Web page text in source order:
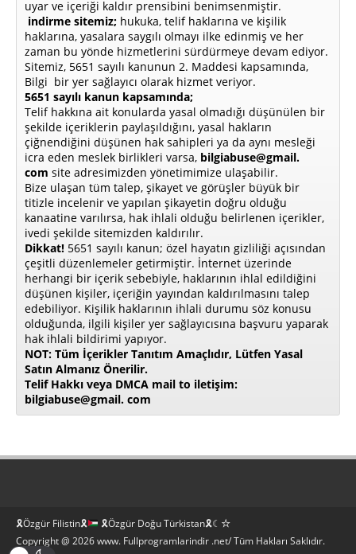
uyar ve içeriği kaldır prensibini benimsenmiştir.
indirme sitemiz; hukuka, telif haklarına ve kişilik
haklarına, yasalara saygılı olmayı ilke edinmiş ve her
zaman bu yönde hizmetlerini sürdürmeye devam ediyor.
Sitemiz, 5651 sayılı kanunun 2. Maddesi kapsamında,
Bilgi bir yer sağlayıcı olarak hizmet veriyor.
5651 sayılı kanun kapsamında;
Telif hakkına ait konularda yasal olmadığı düşünülen bir
şekilde içeriklerin paylaşıldığını, yasal hakların
çiğnendiğini düşünen hak sahipleri ya da aynı mesleği
icra eden meslek birlikleri varsa, bilgiabuse@gmail.
com site adresimizden yönetimimize ulaşabilir.
Bize ulaşan tüm talep, şikayet ve görüşler büyük bir
titizle incelenir ve yapılan şikayetin doğru olduğu
kanaatine varılırsa, hak ihlali olduğu belirlenen içerikler,
ivedi şekilde sitemizden kaldırılır.
Dikkat! 5651 sayılı kanun; özel hayatın gizliliği açısından
çeşitli düzenlemeler getirmiştir. İnternet üzerinde
herhangi bir içerik sebebiyle, haklarının ihlal edildiğini
düşünen kişiler, içeriğin yayından kaldırılmasını talep
edebiliyor. Kişilik haklarının ihlali durumu söz konusu
olduğunda, ilgili kişiler yer sağlayıcısına başvuru yaparak
hak ihlali bildirimi yapıyor.
NOT: Tüm İçerikler Tanıtım Amaçlıdır, Lütfen Yasal
Satın Almanız Önerilir.
Telif Hakkı veya DMCA mail to iletişim:
bilgiabuse@gmail. com
🎗Özgür Filistin🎗
🎗Özgür Doğu Türkistan🎗☾☆
Copyright @ 2026 www. Fullprogramlarindir .net/ Tüm Hakları Saklıdır.